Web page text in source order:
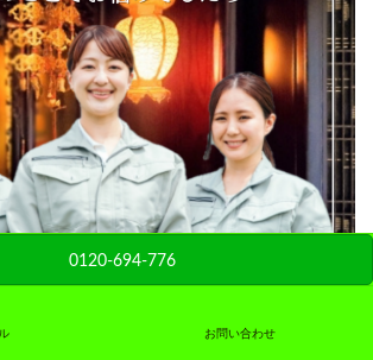
0120-694-776
お問い合わせ